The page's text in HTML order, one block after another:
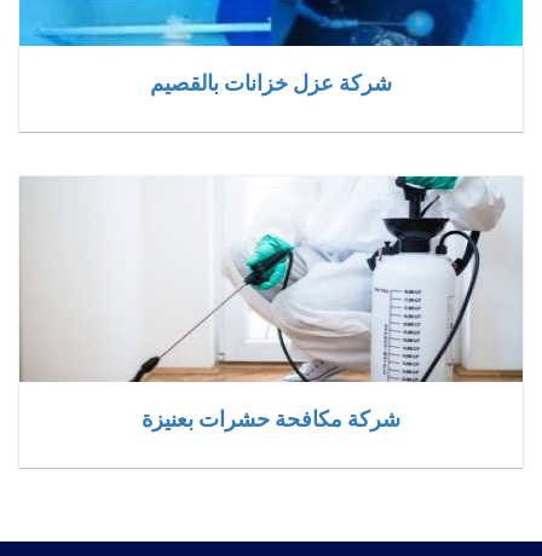
شركة عزل خزانات بالقصيم
شركة مكافحة حشرات بعنيزة